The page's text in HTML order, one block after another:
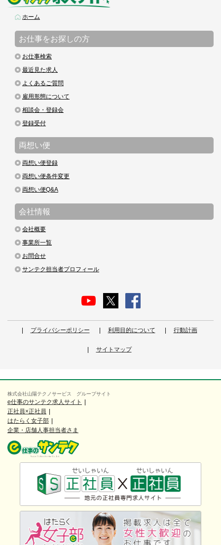
ホーム
お仕事をお探しの方
お仕事検索
最近見た求人
よくあるご質問
雇用形態について
相談会・登録会
登録受付
両想い便
両想い便登録
両想い便条件変更
両想い便Q&A
会社情報
会社概要
事業所一覧
お問合せ
サンテク担当者プロフィール
プライバシーポリシー 利用目的について 行動計画
サイトマップ
株式会社山陽テクノサービス グループサイト
e仕事のサンテク求人サイト
正社員×正社員
はたらく女子部
企業・店舗人事担当者さま